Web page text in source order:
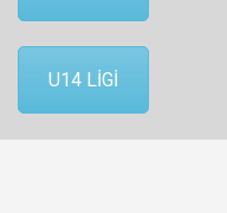
U14 LİGİ